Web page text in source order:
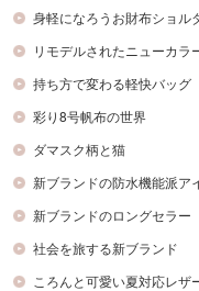
身軽になろうお財布ショル
リモデルされたニューカラ
持ち方で変わる軽快バッグ
彩り8号帆布の世界
ダマスク柄と猫
新ブランドの防水機能派ア
新ブランドのロングセラー
社会を旅する新ブランド
ころんと可愛い夏対応レザ